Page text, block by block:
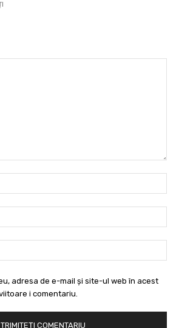
adresa de e-mail și site-ul web în acest
i comentariu.